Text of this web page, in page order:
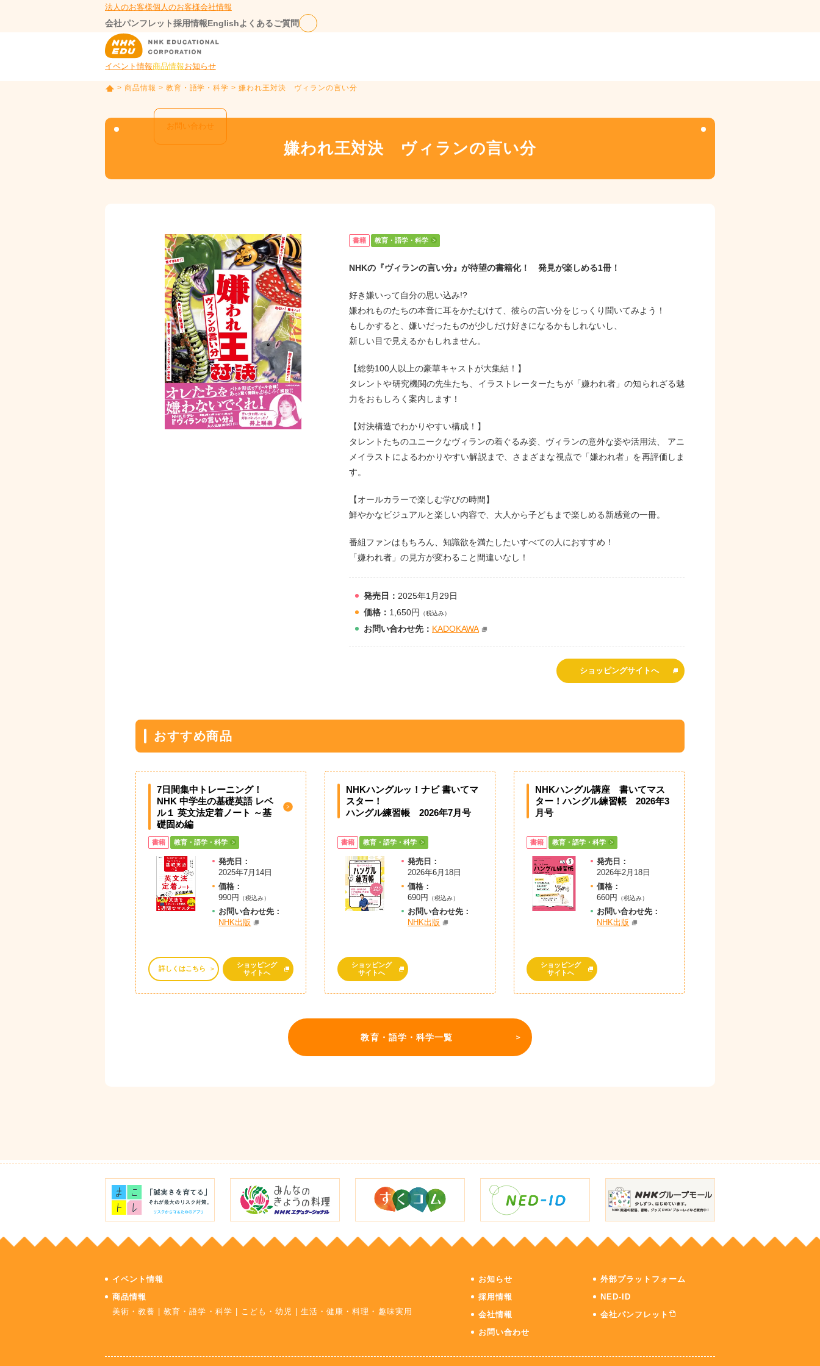
法人のお客様個人のお客様会社情報
会社パンフレット採用情報Englishよくあるご質問
イベント情報商品情報お知らせ
お問い合わせ
P
> 商品情報 > 教育・語学・科学 > 嫌われ王対決 ヴィランの言い分
嫌われ王対決 ヴィランの言い分
書籍 教育・語学・科学
NHKの『ヴィランの言い分』が待望の書籍化！ 発見が楽しめる1冊！
好き嫌いって自分の思い込み!?
嫌われものたちの本音に耳をかたむけて、彼らの言い分をじっくり聞いてみよう！
もしかすると、嫌いだったものが少しだけ好きになるかもしれないし、
新しい目で見えるかもしれません。
【総勢100人以上の豪華キャストが大集結！】
タレントや研究機関の先生たち、イラストレーターたちが「嫌われ者」の知られざる魅
力をおもしろく案内します！
【対決構造でわかりやすい構成！】
タレントたちのユニークなヴィランの着ぐるみ姿、ヴィランの意外な姿や活用法、 アニ
メイラストによるわかりやすい解説まで、さまざまな視点で「嫌われ者」を再評価しま
す。
【オールカラーで楽しむ学びの時間】
鮮やかなビジュアルと楽しい内容で、大人から子どもまで楽しめる新感覚の一冊。
番組ファンはもちろん、知識欲を満たしたいすべての人におすすめ！
「嫌われ者」の見方が変わること間違いなし！
発売日： 2025年1月29日
価格： 1,650円 （税込み）
お問い合わせ先： KADOKAWA
ショッピングサイトへ
おすすめ商品
7日間集中トレーニング！
NHK 中学生の基礎英語 レベ
ル１ 英文法定着ノート ～基
礎固め編
書籍 教育・語学・科学
発売日：
2025年7月14日
価格：
990円
（税込み）
お問い合わせ先：
NHK出版
詳しくはこちら
ショッピング
サイトへ
NHKハングルッ！ナビ 書いてマ
スター！
ハングル練習帳 2026年7月号
書籍 教育・語学・科学
発売日：
2026年6月18日
価格：
690円
（税込み）
お問い合わせ先：
NHK出版
ショッピング
サイトへ
NHKハングル講座 書いてマス
ター！ハングル練習帳 2026年3
月号
書籍 教育・語学・科学
発売日：
2026年2月18日
価格：
660円
（税込み）
お問い合わせ先：
NHK出版
ショッピング
サイトへ
教育・語学・科学一覧
イベント情報
商品情報
美術・教養
|教育・語学・科学 こども・幼児 |生活・健康・料理・趣味実用
お知らせ
採用情報
会社情報
お問い合わせ
外部プラットフォーム
NED-ID
会社パンフレット